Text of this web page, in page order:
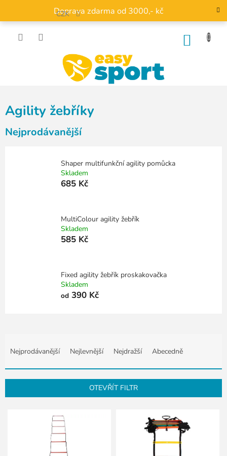
obsah
Doprava zdarma od 3000,- kč
CZK
Agility žebříky
Nejprodávanější
Shaper multifunkční agility pomůcka
Skladem
685 Kč
MultiColour agility žebřík
Skladem
585 Kč
Fixed agility žebřík proskakovačka
Skladem
od 390 Kč
e
n
í
Nejprodávanější Nejlevnější Nejdražší Abecedně
OTEVŘÍT FILTR